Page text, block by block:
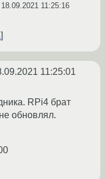
18.09.2021 11:25:16
11:25:01
RPi4 брат
обновлял.